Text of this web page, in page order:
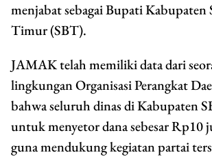
menjabat sebagai Bupati Kabupaten
Timur (SBT).
JAMAK telah memiliki data dari
lingkungan Organisasi Perangkat
bahwa seluruh dinas di Kabupaten
untuk menyetor dana sebesar Rp10
guna mendukung kegiatan partai